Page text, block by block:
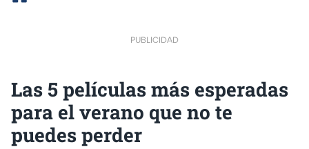
PUBLICIDAD
Las 5 películas más esperadas
para el verano que no te
puedes perder